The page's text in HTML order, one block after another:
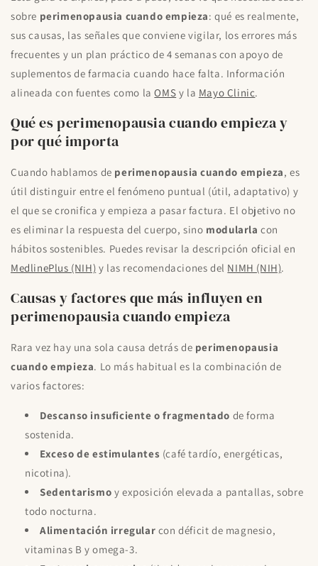
sobre perimenopausia cuando empieza: qué es realmente,
sus causas, las señales que conviene vigilar, los errores más
frecuentes y un plan práctico de 4 semanas con apoyo de
suplementos de farmacia cuando hace falta. Información
alineada con fuentes como laOMS y la Mayo Clinic.
Qué es perimenopausia cuando empieza y
por qué importa
Cuando hablamos de perimenopausia cuando empieza, es
útil distinguir entre el fenómeno puntual (útil, adaptativo) y
el que se cronifica y empieza a pasar factura. El objetivo no
es eliminar la respuesta del cuerpo, sino modularla con
hábitos sostenibles. Puedes revisar la descripción oficial en
MedlinePlus (NIH) y las recomendaciones del NIMH (NIH).
Causas y factores que más influyen en
perimenopausia cuando empieza
Rara vez hay una sola causa detrás de perimenopausia
cuando empieza. Lo más habitual es la combinación de
varios factores:
Descanso insuficiente o fragmentado de forma
sostenida.
Exceso de estimulantes (café tardío, energéticas,
nicotina).
Sedentarismo y exposición elevada a pantallas, sobre
todo nocturna.
Alimentación irregular con déficit de magnesio,
vitaminas B y omega-3.